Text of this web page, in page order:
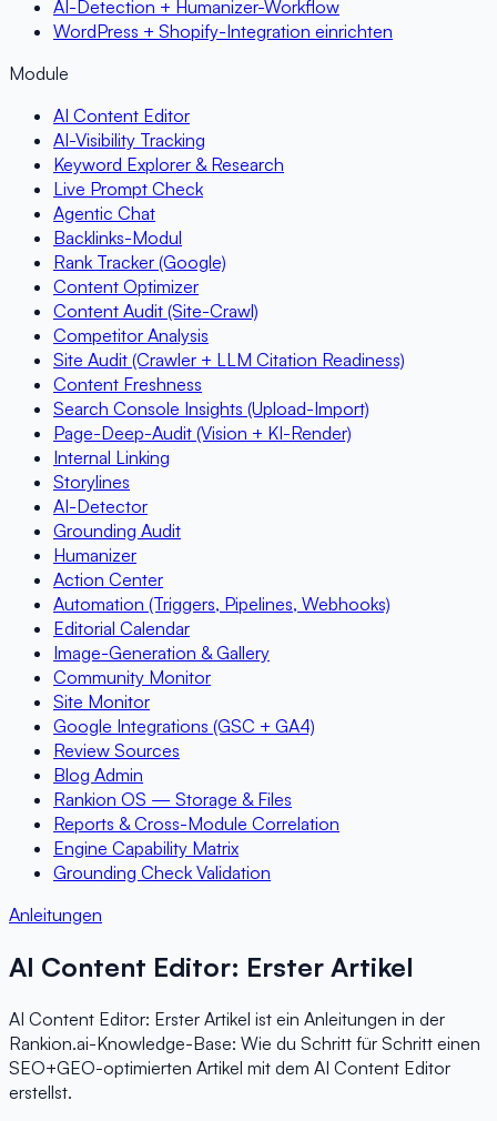
AI-Detection + Humanizer-Workflow
WordPress + Shopify-Integration einrichten
Module
AI Content Editor
AI-Visibility Tracking
Keyword Explorer & Research
Live Prompt Check
Agentic Chat
Backlinks-Modul
Rank Tracker (Google)
Content Optimizer
Content Audit (Site-Crawl)
Competitor Analysis
Site Audit (Crawler + LLM Citation Readiness)
Content Freshness
Search Console Insights (Upload-Import)
Page-Deep-Audit (Vision + KI-Render)
Internal Linking
Storylines
AI-Detector
Grounding Audit
Humanizer
Action Center
Automation (Triggers, Pipelines, Webhooks)
Editorial Calendar
Image-Generation & Gallery
Community Monitor
Site Monitor
Google Integrations (GSC + GA4)
Review Sources
Blog Admin
Rankion OS — Storage & Files
Reports & Cross-Module Correlation
Engine Capability Matrix
Grounding Check Validation
Anleitungen
AI Content Editor: Erster Artikel
AI Content Editor: Erster Artikel ist ein Anleitungen in der
Rankion.ai-Knowledge-Base: Wie du Schritt für Schritt einen
SEO+GEO-optimierten Artikel mit dem AI Content Editor
erstellst.